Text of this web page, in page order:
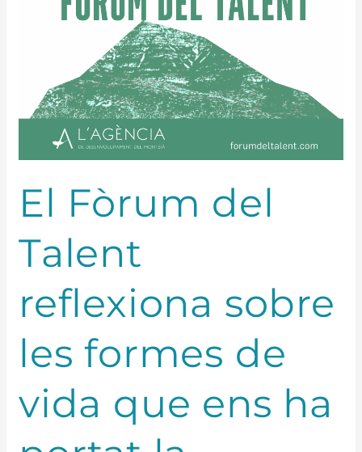
El Fòrum del
Talent
reflexiona sobre
les formes de
vida que ens ha
portat
la
pandèmia